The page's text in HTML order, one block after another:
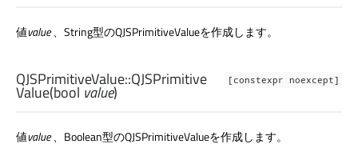
値value、String型のQJSPrimitiveValueを作成します。
[constexpr noexcept]
QJSPrimitiveValue::QJSPrimitive
Value(bool value)
値value、Boolean型のQJSPrimitiveValueを作成します。